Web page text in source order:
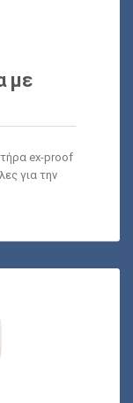
με
ex-proof
για την